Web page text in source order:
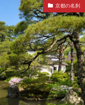
京都の名刹